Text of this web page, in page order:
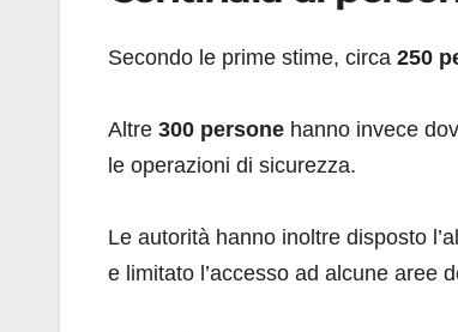
Secondo le prime stime, circa 250
Altre 300 persone hanno invece
le operazioni di sicurezza.
Le autorità hanno inoltre disposto
e limitato l’accesso ad alcune aree